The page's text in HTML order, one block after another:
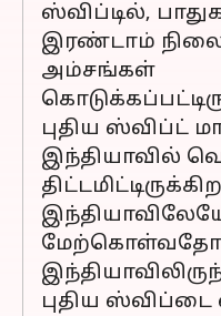
ஸ்விப்டில்,
இரண்டாம் நிலை
அம்சங்கள்
புதிய ஸ்விப்ட்
இந்தியாவில்
புதிய ஸ்விப்டை